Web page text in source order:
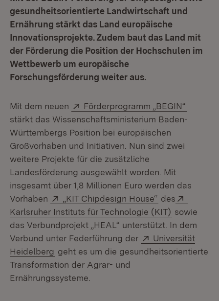
gesundheitsorientierte Landwirtschaft und
Ernährung stärkt das Land europäische
Innovationsprojekte. Zudem baut das Land mit
der Förderung die Position der Hochschulen im
Wettbewerb um europäische
Forschungsförderung weiter aus.
Mit dem neuen Extern:
Förderprogramm „BEGIN“
stärkt das Wissenschaftsministerium Baden-
Württembergs Position bei europäischen
Großvorhaben und Initiativen. Nun sind zwei
weitere Projekte für die zusätzliche
Landesförderung ausgewählt worden. Mit
insgesamt über 1,8 Millionen Euro werden das
Vorhaben
Extern:
„KIT Chipdesign House“ (Öffnet in
des
Karlsruher Instituts für Technologie (KIT) (Öffnet in
sowie
das Verbundprojekt „HEAL“ unterstützt. In dem
Verbund unter Federführung der
Extern:
Universität
Heidelberg (Öffnet in neuem Fenster)
geht es um die gesundheitsorientierte
Transformation der Agrar- und
Ernährungssysteme.